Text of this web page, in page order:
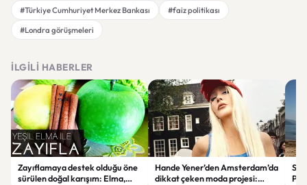
#Türkiye Cumhuriyet Merkez Bankası
#faiz politikası
#Londra görüşmeleri
İLGILI HABERLER
Zayıflamaya destek olduğu öne
sürülen doğal karışım: Elma,
Hande Yener’den Amsterdam’da
dikkat çeken moda projesi: